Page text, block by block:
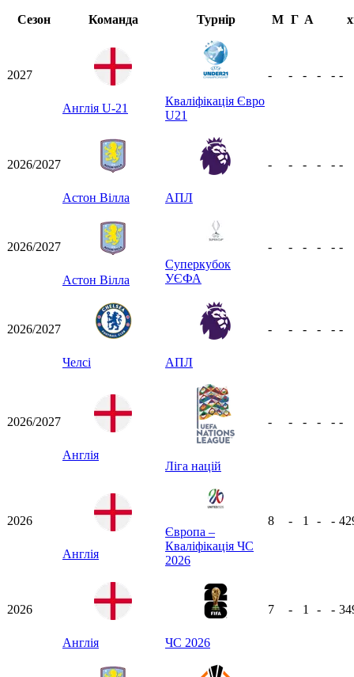
Сезон
Команда Турнір М Г А
2027
Англія U-21
Кваліфікація Євро
U21
- - - - - -
2026/2027
Астон Вілла АПЛ
- - - - - -
2026/2027
Астон Вілла
Суперкубок
УЄФА
- - - - - -
2026/2027
Челсі АПЛ
- - - - - -
2026/2027
Англія
Ліга націй
- - - - - -
2026
Англія
Європа –
Кваліфікація ЧС
2026
8 - 1 - -
2026
Англія ЧС 2026
7 - 1 - -